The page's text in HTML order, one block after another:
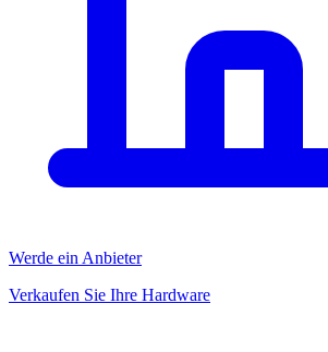
Werde ein Anbieter
Verkaufen Sie Ihre Hardware